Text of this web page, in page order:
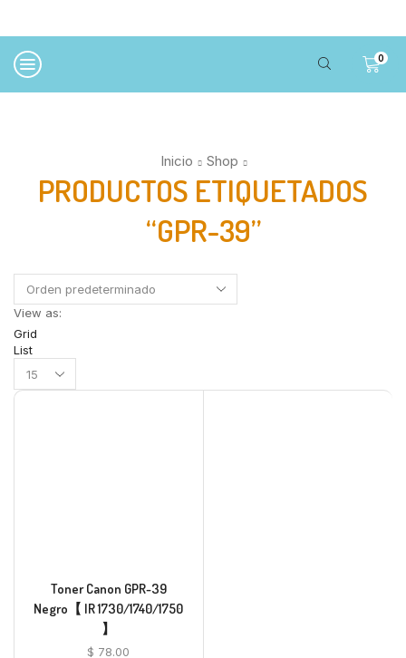
0
Inicio Shop
PRODUCTOS ETIQUETADOS
“GPR-39”
View as:
Grid
List
Toner Canon GPR-39
Negro【 IR 1730/1740/1750
】
$ 78.00